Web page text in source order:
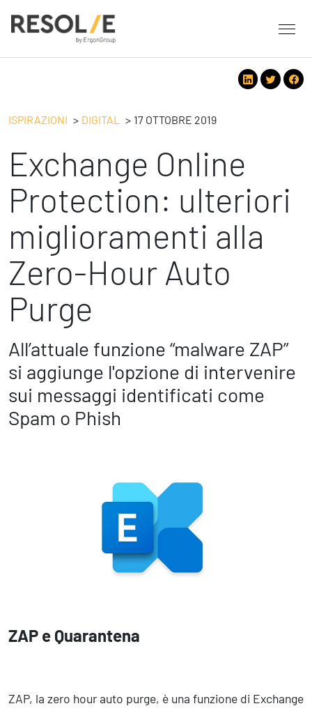
Servizi
People
Strategy
Future
Digital
Operation
Safety
Tecnologie
Eventi
Ispirazioni
Formazione
Contatti
People
Leadership
Benessere Organizzativo & Sostenibile
Performance Management
Strategy
Change Management
Business Process Improvement
People & Process
Marketing Strategico
Finanza Strategica
231 Gestione Rischi
Future
Innovazione
Modern Infrastructure
Produttività & Lavoro in Team
Business Intelligence, Analitiche e Intelligenza Artificiale
Sviluppo App
Operation
ISPIRAZIONI DIGITAL 17 OTTOBRE 2019
Exchange Online
Protection: ulteriori
miglioramenti alla
Zero-Hour Auto
Purge
All’attuale funzione “malware ZAP”
si aggiunge l'opzione di intervenire
sui messaggi identificati come
Spam o Phish
ZAP e Quarantena
ZAP, la zero hour auto purge, è una funzione di Exchange